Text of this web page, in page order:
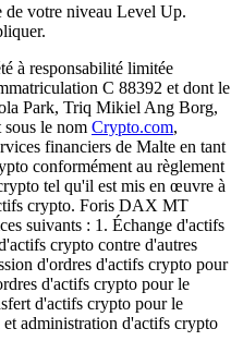
votre niveau Level Up.
à responsabilité limitée
C 88392 et dont le
Park, Triq Mikiel Ang Borg,
le nom Crypto.com,
financiers de Malte en tant
conformément au règlement
tel qu'il est mis en œuvre à
crypto. Foris DAX MT
suivants : 1. Échange d'actifs
crypto contre d'autres
d'ordres d'actifs crypto pour
d'actifs crypto pour le
d'actifs crypto pour le
administration d'actifs crypto